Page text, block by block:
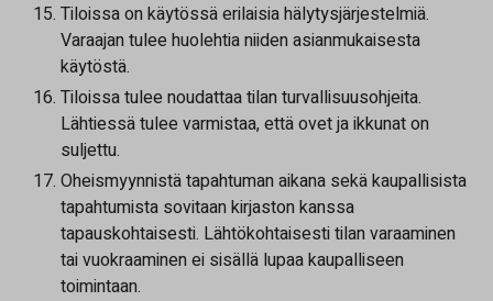
Tiloissa on käytössä erilaisia hälytysjärjestelmiä.
Varaajan tulee huolehtia niiden asianmukaisesta
käytöstä.
Tiloissa tulee noudattaa tilan turvallisuusohjeita.
Lähtiessä tulee varmistaa, että ovet ja ikkunat on
suljettu.
Oheismyynnistä tapahtuman aikana sekä kaupallisista
tapahtumista sovitaan kirjaston kanssa
tapauskohtaisesti. Lähtökohtaisesti tilan varaaminen
tai vuokraaminen ei sisällä lupaa kaupalliseen
toimintaan.